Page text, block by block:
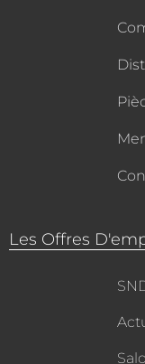
Les Offres